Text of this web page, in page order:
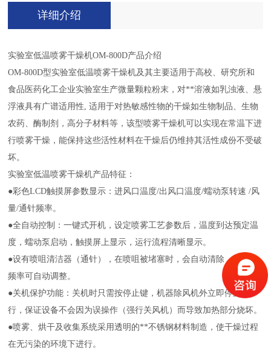
详细介绍
实验室低温喷雾干燥机OM-800D产品介绍
OM-800D型实验室低温喷雾干燥机及其主要适用于高校、研究所和
食品医药化工企业实验室生产微量颗粒粉末，对**溶液如乳浊液、悬
浮液具有广谱适用性, 适用于对热敏感性物的干燥如生物制品、生物
农药、酶制剂，高分子材料等，该型喷雾干燥机可以实现在常温下进
行喷雾干燥，能保持这些活性材料在干燥后仍维持其活性成份不受破
坏。
实验室低温喷雾干燥机产品特征：
●彩色LCD触摸屏参数显示：进风口温度/出风口温度/蠕动泵转速 /风
量/通针频率。
●全自动控制：一键式开机，设定喷雾工艺参数后，温度到达预定温
度，蠕动泵启动，触摸屏上显示，运行流程清晰显示。
●设有喷咀清洁器（通针），在喷咀被堵塞时，会自动清除，通针的
频率可自动调整。
●关机保护功能：关机时只需按停止键，机器除风机外立即停止运
行，保证设备不会因为误操作（强行关风机）而导致加热部分烧坏。
●喷雾、烘干及收集系统采用透明的**不锈钢材料制造，使干燥过程
在无污染的环境下进行。